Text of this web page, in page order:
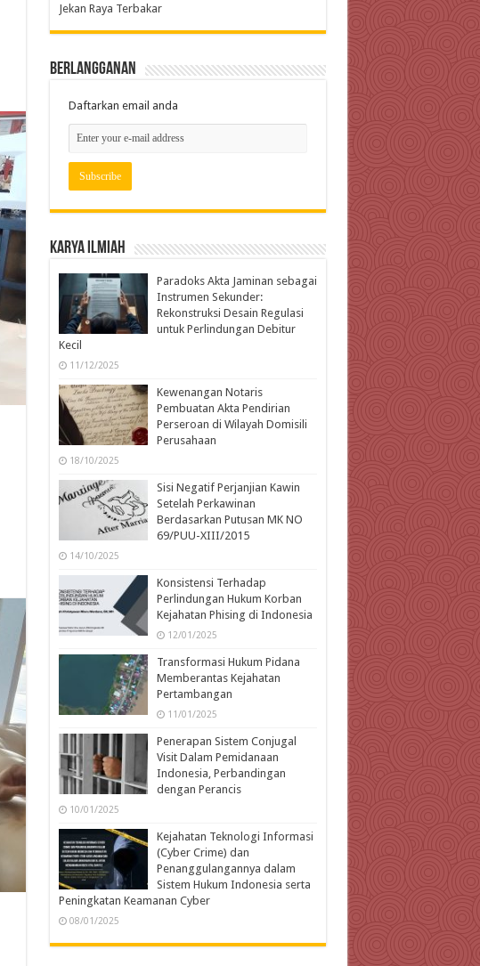
Jekan Raya Terbakar
Berlangganan
Daftarkan email anda
Karya Ilmiah
Paradoks Akta Jaminan sebagai
Instrumen Sekunder:
Rekonstruksi Desain Regulasi
untuk Perlindungan Debitur
Kecil
11/12/2025
Kewenangan Notaris
Pembuatan Akta Pendirian
Perseroan di Wilayah Domisili
Perusahaan
18/10/2025
Sisi Negatif Perjanjian Kawin
Setelah Perkawinan
Berdasarkan Putusan MK NO
69/PUU-XIII/2015
14/10/2025
Konsistensi Terhadap
Perlindungan Hukum Korban
Kejahatan Phising di Indonesia
12/01/2025
Transformasi Hukum Pidana
Memberantas Kejahatan
Pertambangan
11/01/2025
Penerapan Sistem Conjugal
Visit Dalam Pemidanaan
Indonesia, Perbandingan
dengan Perancis
10/01/2025
Kejahatan Teknologi Informasi
(Cyber Crime) dan
Penanggulangannya dalam
Sistem Hukum Indonesia serta
Peningkatan Keamanan Cyber
08/01/2025